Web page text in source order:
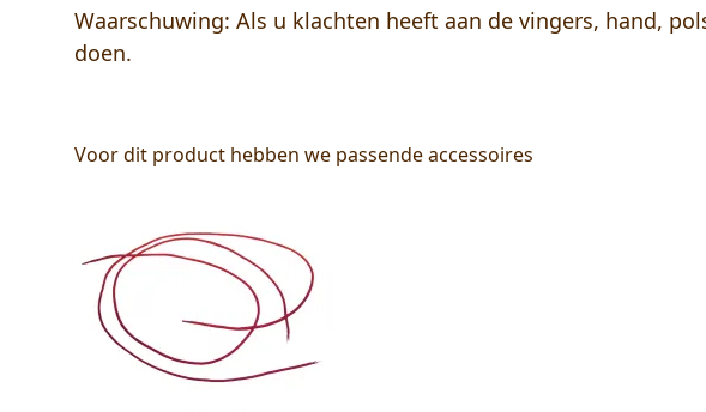
Waarschuwing: Als u klachten heeft aan de vingers, hand,
doen.
Voor dit product hebben we passende accessoires